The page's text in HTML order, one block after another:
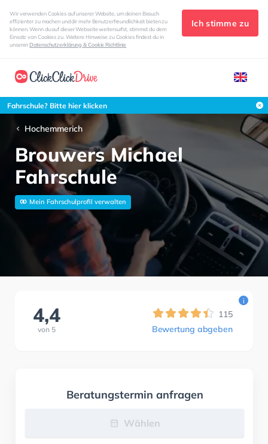
Wir verwenden Cookies auf unserer Website, um deinen Besuch
effizienter zu machen und dir mehr Benutzerfreundlichkeit bieten zu
können. Wenn du auf dieser Webseite weitersurfst, stimmst du dem
Einsatz von Cookies zu. Weitere Hinweise zu Cookies findest du in
unserenDatenschutzerklärung & Cookie Richtlinie
Ich stimme zu
Fahrschule? Bitte hier klicken
Hochemmerich
Brouwers Michael
Fahrschule
Mein Fahrschulprofil verwalten
4,4
von 5
115
Bewertung abgeben
i
Beratungstermin anfragen
Wählen